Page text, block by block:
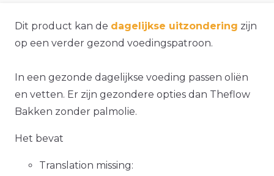
Dit product kan de dagelijkse uitzondering zijn
op een verder gezond voedingspatroon.
In een gezonde dagelijkse voeding passen oliën
en vetten. Er zijn gezondere opties dan Theflow
Bakken zonder palmolie.
Het bevat
Translation missing: